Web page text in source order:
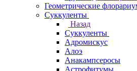
Геометрические
Суккуленты
Назад
Суккуленты
Адромискус
Алоэ
Анакампсеросы
Астрофитумы